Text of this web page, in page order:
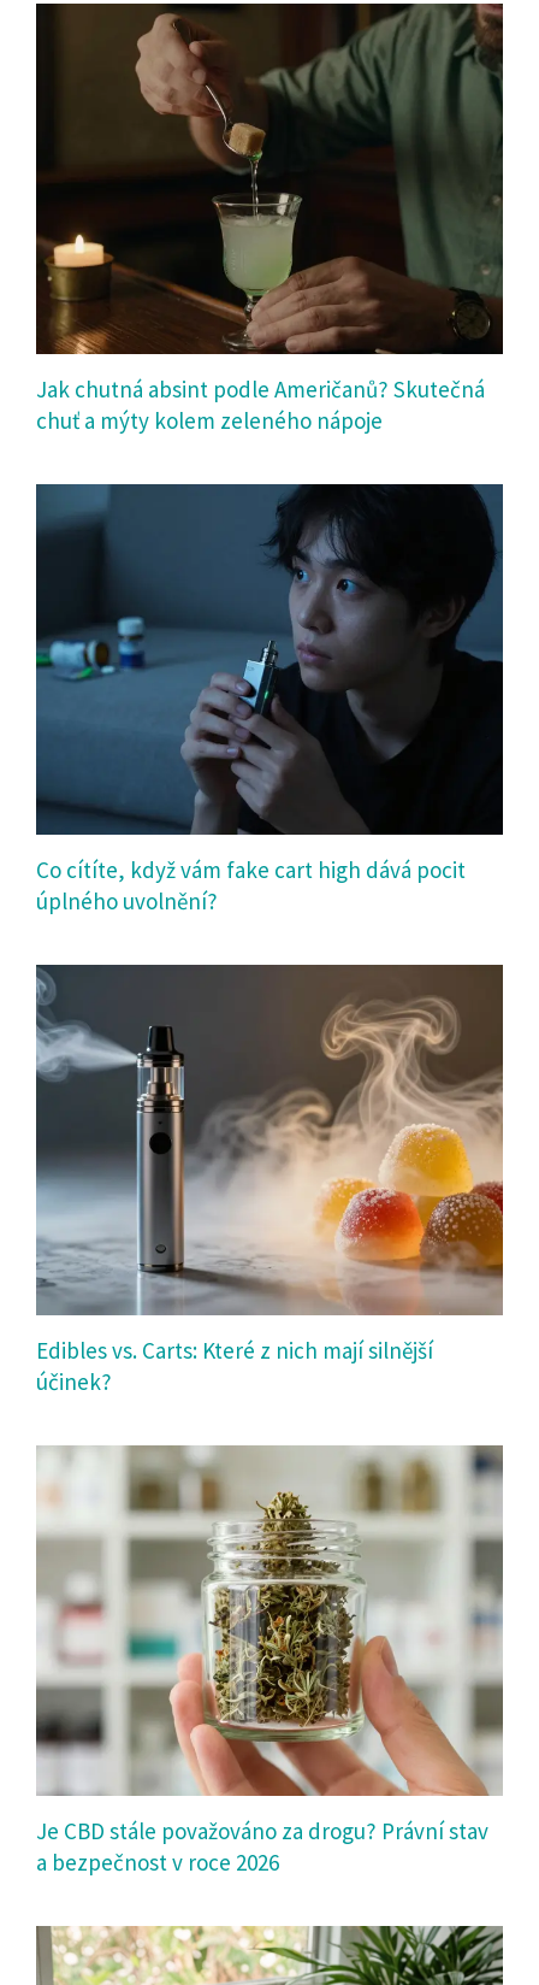
Jak chutná absint podle Američanů? Skutečná
chuť a mýty kolem zeleného nápoje
Co cítíte, když vám fake cart high dává pocit
úplného uvolnění?
Edibles vs. Carts: Které z nich mají silnější
účinek?
Je CBD stále považováno za drogu? Právní stav
a bezpečnost v roce 2026